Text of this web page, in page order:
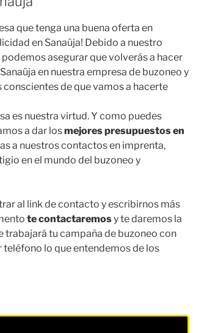
que tenga una buena oferta en
en Sanaüja! Debido a nuestro
asegurar que volverás a hacer
en nuestra empresa de buzoneo y
de que vamos a hacerte
es nuestra virtud. Y como puedes
a dar losmejores presupuestos en
a nuestros contactos en imprenta,
en el mundo del buzoneo y
al link de contacto y escribirnos más
te contactaremosy te daremos la
trabajará tu campaña de buzoneo con
teléfono lo que entendemos de los